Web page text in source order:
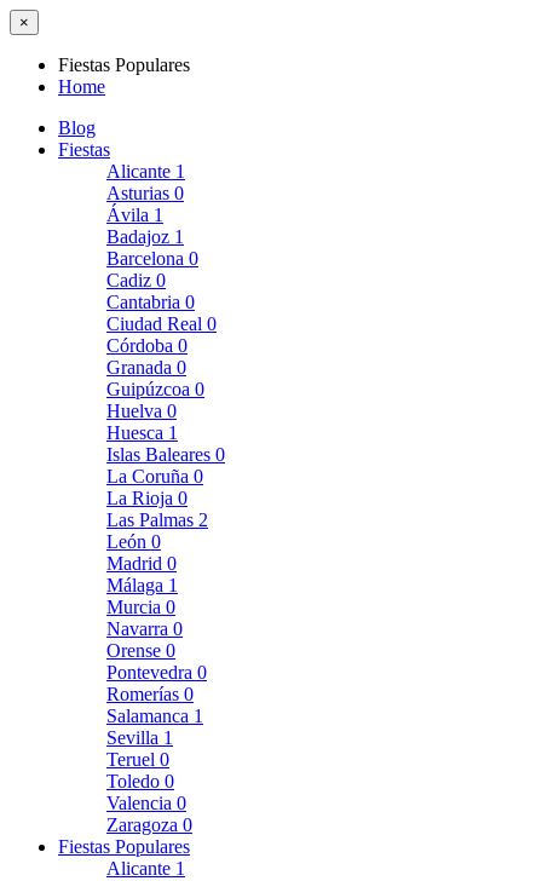
×
Fiestas Populares
Home
Blog
Fiestas
Alicante 1
Asturias 0
Ávila 1
Badajoz 1
Barcelona 0
Cadiz 0
Cantabria 0
Ciudad Real 0
Córdoba 0
Granada 0
Guipúzcoa 0
Huelva 0
Huesca 1
Islas Baleares 0
La Coruña 0
La Rioja 0
Las Palmas 2
León 0
Madrid 0
Málaga 1
Murcia 0
Navarra 0
Orense 0
Pontevedra 0
Romerías 0
Salamanca 1
Sevilla 1
Teruel 0
Toledo 0
Valencia 0
Zaragoza 0
Fiestas Populares
Alicante 1